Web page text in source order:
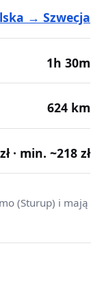
→ Szwecja
1h 30m
624 km
· min. ~218 zł
(Sturup) i mają